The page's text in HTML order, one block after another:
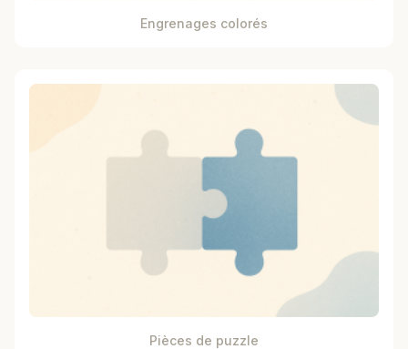
Engrenages colorés
Pièces de puzzle